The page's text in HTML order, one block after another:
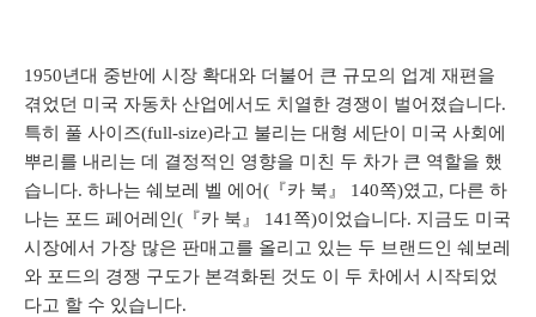
1950년대 중반에 시장 확대와 더불어 큰 규모의 업계 재편을
겪었던 미국 자동차 산업에서도 치열한 경쟁이 벌어졌습니다.
특히 풀 사이즈(full-size)라고 불리는 대형 세단이 미국 사회에
뿌리를 내리는 데 결정적인 영향을 미친 두 차가 큰 역할을 했
습니다. 하나는 쉐보레 벨 에어(『카 북』 140쪽)였고, 다른 하
나는 포드 페어레인(『카 북』 141쪽)이었습니다. 지금도 미국
시장에서 가장 많은 판매고를 올리고 있는 두 브랜드인 쉐보레
와 포드의 경쟁 구도가 본격화된 것도 이 두 차에서 시작되었
다고 할 수 있습니다.